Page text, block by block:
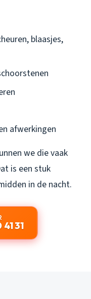
blaasjes,
afwerkingen
we die vaak
is een stuk
in de nacht.
31